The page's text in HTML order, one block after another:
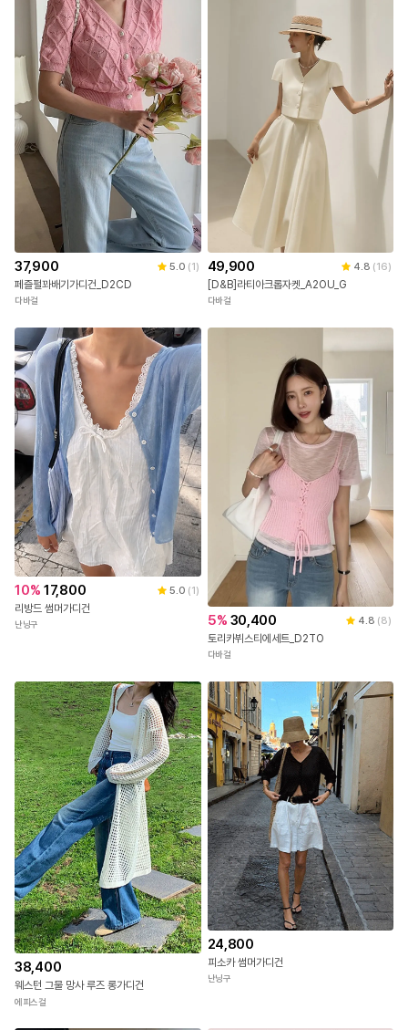
37,900 5.0 (1)
페즐펄꽈배기가디건_D2CD
다바걸
49,900 4.8 (16)
[D&B]라티아크롭자켓_A2OU_G
다바걸
10% 17,800 5.0 (1)
리방드 썸머가디건
난닝구 5% 30,400 4.8 (8)
토리카뷔스티에세트_D2TO
다바걸
38,400
웨스턴 그물 망사 루즈 롱가디건
에피스걸
24,800
피소카 썸머가디건
난닝구